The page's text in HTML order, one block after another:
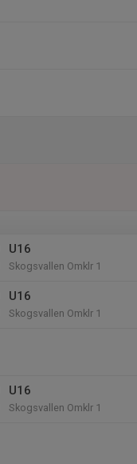
U16
Skogsvallen Omklr 1
U16
Skogsvallen Omklr 1
U16
Skogsvallen Omklr 1